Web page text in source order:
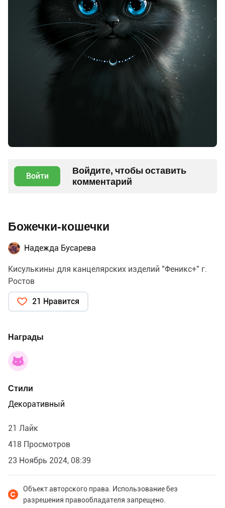
Войти
Войдите, чтобы оставить
комментарий
Божечки-кошечки
Надежда Бусарева
Кисулькины для канцелярских изделий "Феникс+" г.
Ростов
21 Нравится
Награды
Стили
Декоративный
21 Лайк
418 Просмотров
23 Ноябрь 2024, 08:39
Объект авторского права. Использование без
разрешения правообладателя запрещено.